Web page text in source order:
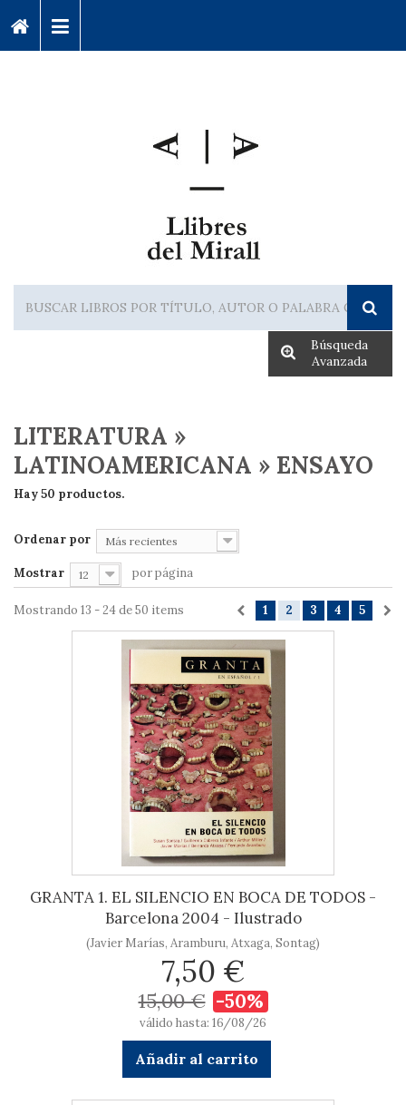
Búsqueda
Avanzada
LITERATURA »
LATINOAMERICANA » ENSAYO
Hay 50 productos.
Ordenar por Más recientes
Mostrar 12 por página
1 2 3 4 5
Mostrando 13 - 24 de 50 items
GRANTA 1. EL SILENCIO EN BOCA DE TODOS -
Barcelona 2004 - Ilustrado
(Javier Marías, Aramburu, Atxaga, Sontag)
7,50 €
15,00 € -50%
válido hasta: 16/08/26
Añadir al carrito